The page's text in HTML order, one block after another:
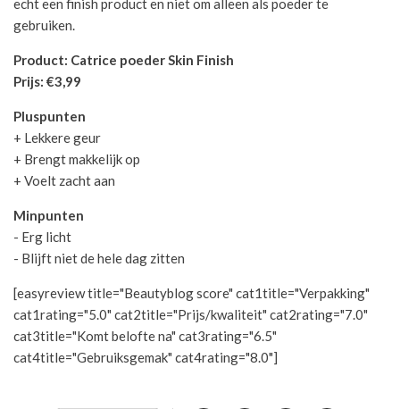
echt een finish product en niet om alleen als poeder te
gebruiken.
Product: Catrice poeder Skin Finish
Prijs: €3,99
Pluspunten
+ Lekkere geur
+ Brengt makkelijk op
+ Voelt zacht aan
Minpunten
- Erg licht
- Blijft niet de hele dag zitten
[easyreview title="Beautyblog score" cat1title="Verpakking"
cat1rating="5.0" cat2title="Prijs/kwaliteit" cat2rating="7.0"
cat3title="Komt belofte na" cat3rating="6.5"
cat4title="Gebruiksgemak" cat4rating="8.0"]